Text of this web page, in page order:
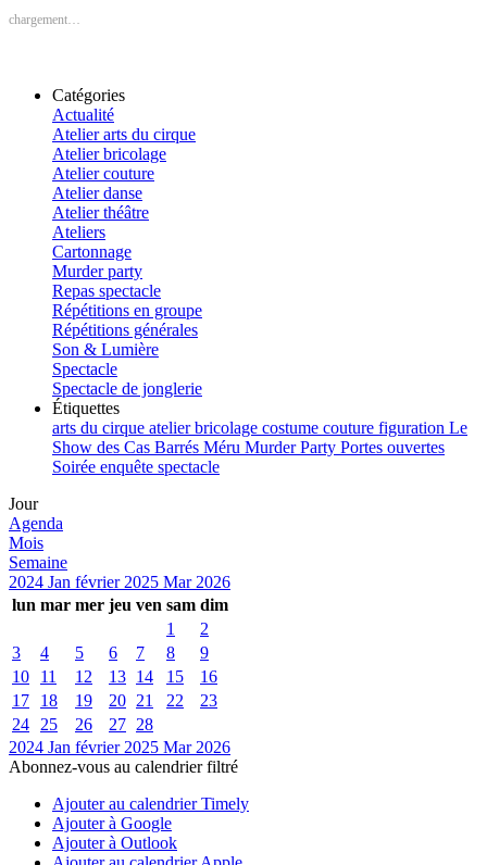
chargement…
Catégories
Actualité
Atelier arts du cirque
Atelier bricolage
Atelier couture
Atelier danse
Atelier théâtre
Ateliers
Cartonnage
Murder party
Repas spectacle
Répétitions en groupe
Répétitions générales
Son & Lumière
Spectacle
Spectacle de jonglerie
Étiquettes
arts du cirque atelierbricolage costume couture figuration Le
Show des Cas Barrés Méru Murder Party Portes ouvertes
Soirée enquête spectacle
Jour
Agenda
Mois
Semaine
2024 Jan février 2025 Mar 2026
lun mar mer jeu ven sam dim
1
2
3
4 5 6 7 8
9
10
11 12 13 14 15
16
17
18 19 20 21 22
23
24
25 26 27 28
2024 Jan février 2025 Mar 2026
Abonnez-vous au calendrier filtré
Ajouter au calendrier Timely
Ajouter à Google
Ajouter à Outlook